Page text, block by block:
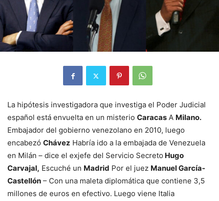
La hipótesis investigadora que investiga el Poder Judicial
español está envuelta en un misterio Caracas A Milano.
Embajador del gobierno venezolano en 2010, luego
encabezó Chávez Habría ido a la embajada de Venezuela
en Milán – dice el exjefe del Servicio Secreto Hugo
Carvajal, Escuché un Madrid Por el juez Manuel García-
Castellón – Con una maleta diplomática que contiene 3,5
millones de euros en efectivo. Luego viene Italia